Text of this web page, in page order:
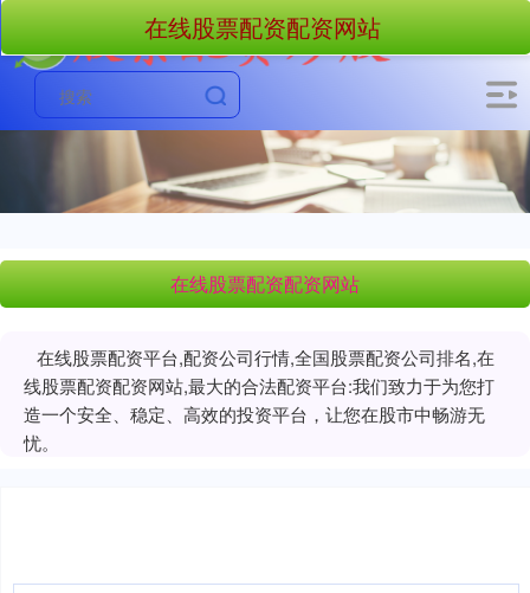
在线股票配资配资网站
在线股票配资平台,配资公司行情,全国股票配资公司排名,在
线股票配资配资网站,最大的合法配资平台:我们致力于为您打
造一个安全、稳定、高效的投资平台，让您在股市中畅游无
忧。
在线股票配资配资网站